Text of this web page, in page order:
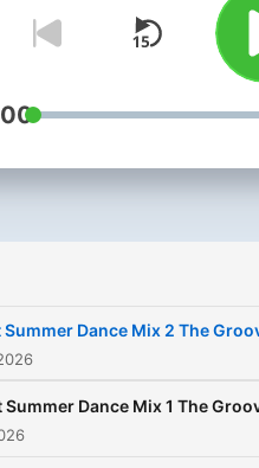
Summer Dance Mix 2 The
Summer Dance Mix 1 The